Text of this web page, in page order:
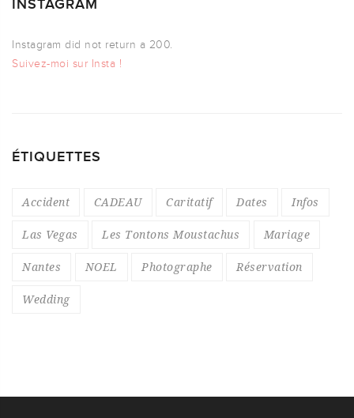
INSTAGRAM
Instagram did not return a 200.
Suivez-moi sur Insta !
ÉTIQUETTES
Accident CADEAU Caritatif Dates Infos
Las Vegas Les Tontons Moustachus Mariage
Nantes NOEL Photographe Réservation
Wedding